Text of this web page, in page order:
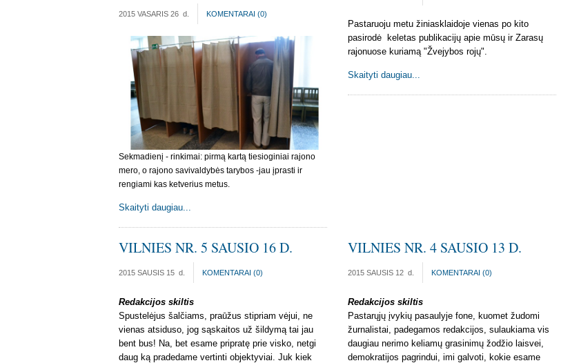
2015 VASARIS 26 d. KOMENTARAI (0)
Sekmadienį - rinkimai: pirmą kartą tiesioginiai rajono
mero, o rajono savivaldybės tarybos -jau įprasti ir
rengiami kas ketverius metus.
Skaityti daugiau...
Pastaruoju metu žiniasklaidoje vienas po kito
pasirodė keletas publikacijų apie mūsų ir Zarasų
rajonuose kuriamą "Žvejybos rojų".
Skaityti daugiau...
VILNIES NR. 5 SAUSIO 16 D.
2015 SAUSIS 15 d. KOMENTARAI (0)
Redakcijos skiltis
Spustelėjus šalčiams, praūžus stipriam vėjui, ne
vienas atsiduso, jog sąskaitos už šildymą tai jau
bent bus! Na, bet esame pripratę prie visko, netgi
daug ką pradedame vertinti objektyviai. Juk kiek
VILNIES NR. 4 SAUSIO 13 D.
2015 SAUSIS 12 d. KOMENTARAI (0)
Redakcijos skiltis
Pastarųjų įvykių pasaulyje fone, kuomet žudomi
žurnalistai, padegamos redakcijos, sulaukiama vis
daugiau nerimo keliamų grasinimų žodžio laisvei,
demokratijos pagrindui, imi galvoti, kokie esame